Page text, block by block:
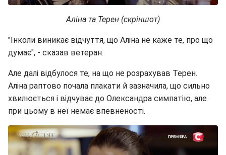
Аліна та Терен (скріншот)
"Інколи виникає відчуття, що Аліна не каже те, про що
думає", - сказав ветеран.
Але далі відбулося те, на що не розрахував Терен.
Аліна раптово почала плакати й зазначила, що сильно
хвилюється і відчуває до Олександра симпатію, але
при цьому в неї немає впевненості.